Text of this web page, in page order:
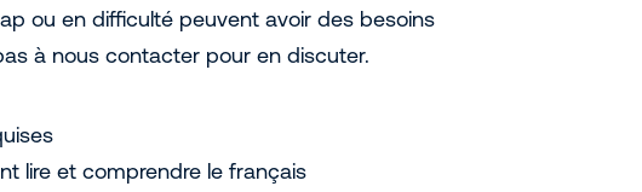
ou en difficulté peuvent avoir des besoins
à nous contacter pour en discuter.
lire et comprendre le français